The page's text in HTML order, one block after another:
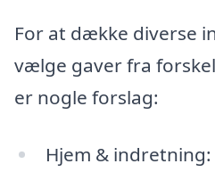
For at dække diverse
vælge gaver fra
er nogle forslag:
Hjem &